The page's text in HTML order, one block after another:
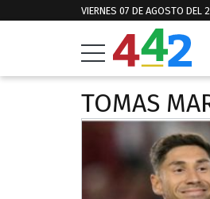
VIERNES 07 DE AGOSTO DEL
TOMAS